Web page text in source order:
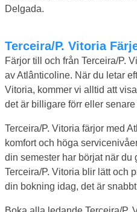
Delgada.
Terceira/P. Vitoria
Färjor till och från Terceira/P.
av Atlânticoline. När du letar
Vitoria, kommer vi alltid att
det är billigare förr eller
Terceira/P. Vitoria färjor med
komfort och höga
din semester har börjat när du
Terceira/P. Vitoria blir lätt och
din bokning idag, det är